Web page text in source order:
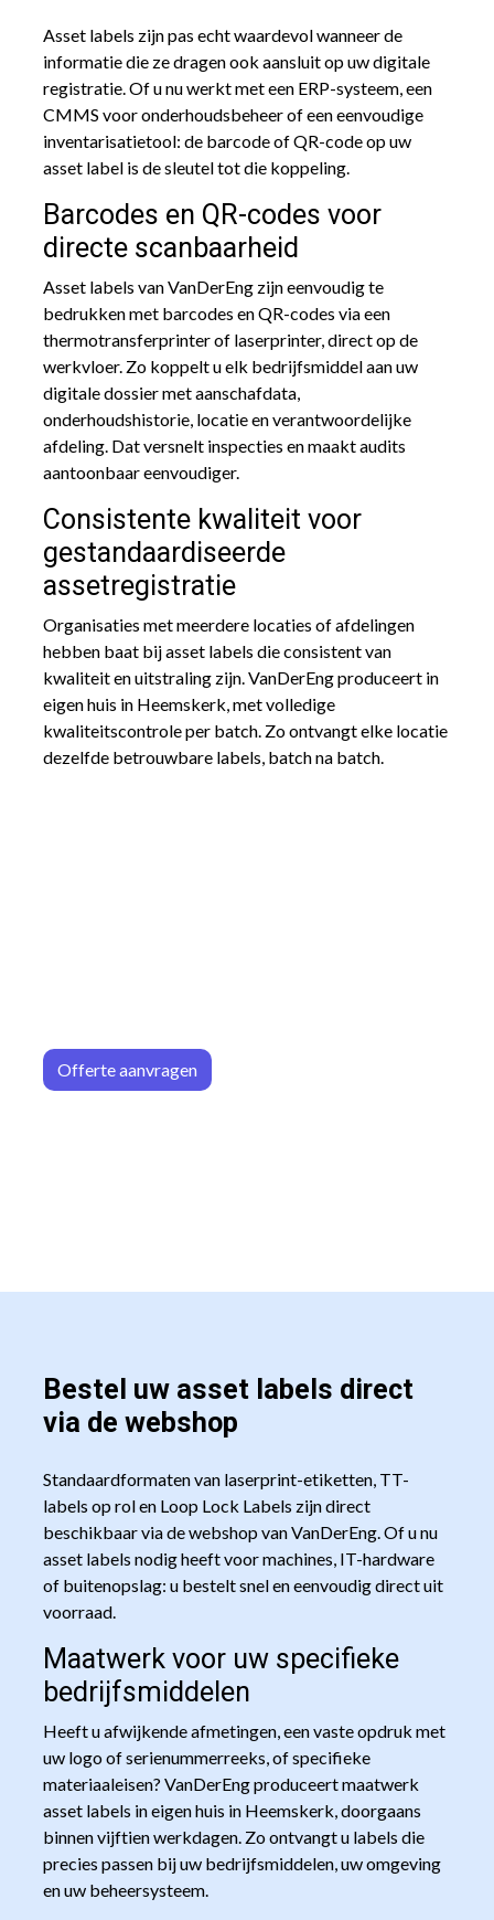
Asset labels zijn pas echt waardevol wanneer de
informatie die ze dragen ook aansluit op uw digitale
registratie. Of u nu werkt met een ERP-systeem, een
CMMS voor onderhoudsbeheer of een eenvoudige
inventarisatietool: de barcode of QR-code op uw
asset label is de sleutel tot die koppeling.
Barcodes en QR-codes voor
directe scanbaarheid
Asset labels van VanDerEng zijn eenvoudig te
bedrukken met barcodes en QR-codes via een
thermotransferprinter of laserprinter, direct op de
werkvloer. Zo koppelt u elk bedrijfsmiddel aan uw
digitale dossier met aanschafdata,
onderhoudshistorie, locatie en verantwoordelijke
afdeling. Dat versnelt inspecties en maakt audits
aantoonbaar eenvoudiger.
Consistente kwaliteit voor
gestandaardiseerde
assetregistratie
Organisaties met meerdere locaties of afdelingen
hebben baat bij asset labels die consistent van
kwaliteit en uitstraling zijn. VanDerEng produceert in
eigen huis in Heemskerk, met volledige
kwaliteitscontrole per batch. Zo ontvangt elke locatie
dezelfde betrouwbare labels, batch na batch.
Offerte aan​​vrag​​en
Bestel uw asset labels direct
via de webshop
Standaardformaten van laserprint-etiketten, TT-
labels op rol en Loop Lock Labels zijn direct
beschikbaar via de webshop van VanDerEng. Of u nu
asset labels nodig heeft voor machines, IT-hardware
of buitenopslag: u bestelt snel en eenvoudig direct uit
voorraad.
Maatwerk voor uw specifieke
bedrijfsmiddelen
Heeft u afwijkende afmetingen, een vaste opdruk met
uw logo of serienummerreeks, of specifieke
materiaaleisen? VanDerEng produceert maatwerk
asset labels in eigen huis in Heemskerk, doorgaans
binnen vijftien werkdagen. Zo ontvangt u labels die
precies passen bij uw bedrijfsmiddelen, uw omgeving
en uw beheersysteem.